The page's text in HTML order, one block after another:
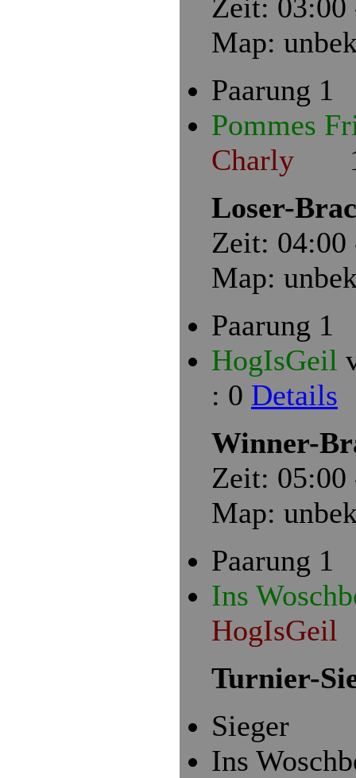
Zeit: 03:00
Map:
Paarung 1
Pommes
Charly
1
Loser-
Zeit: 04:00
Map:
Paarung 1
HogIsGeil
: 0 Details
Winner-
Zeit: 05:00
Map:
Paarung 1
Ins
HogIsGeil
Turnier-
Sieger
Ins